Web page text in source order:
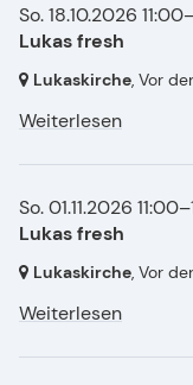
So. 18.10.2026
Lukas fresh
Lukaskirche , Vor
Weiterlesen
So. 01.11.2026
Lukas fresh
Lukaskirche , Vor
Weiterlesen